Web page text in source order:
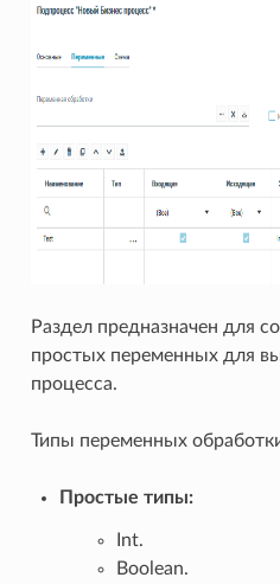
Раздел предназначен для
простых переменных для
процесса.
Типы переменных
Простые типы:
Int.
Boolean.